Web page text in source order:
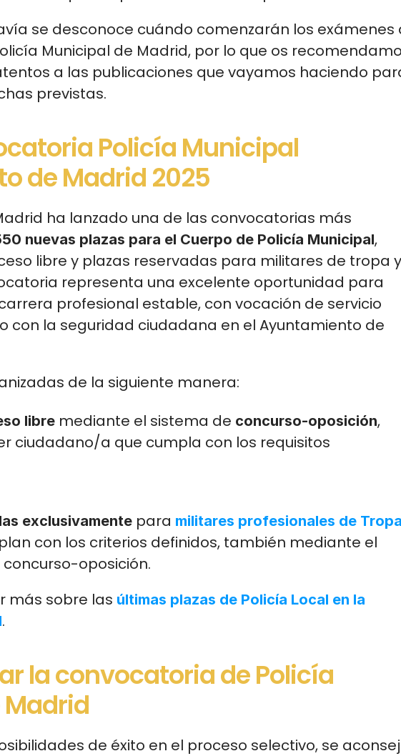
se desconoce cuándo comenzarán los exámenes
Municipal de Madrid, por lo que os
a las publicaciones que vayamos haciendo
previstas.
Policía Municipal
de Madrid 2025
ha lanzado una de las convocatorias más
nuevas plazas para el Cuerpo de Policía Municipal,
libre y plazas reservadas para militares de tropa y
representa una excelente oportunidad para
profesional estable, con vocación de servicio
con la seguridad ciudadana en el Ayuntamiento de
de la siguiente manera:
libre mediante el sistema de concurso-oposición,
ciudadano/a que cumpla con los requisitos
exclusivamente para militares profesionales de
con los criterios definidos, también mediante el
oposición.
más sobre las últimas plazas de Policía Local en la
.
la convocatoria de Policía
de éxito en el proceso selectivo, se